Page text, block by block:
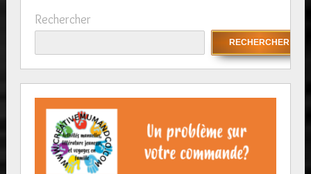
Rechercher
RECHERCHER